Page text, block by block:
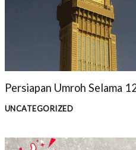
Persiapan Umroh Selama
UNCATEGORIZED